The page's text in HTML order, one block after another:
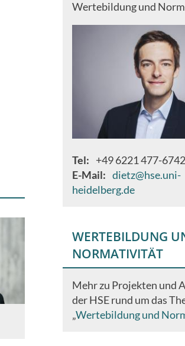
Wertebildung und
Tel
+49 6221 477-6742
E-Mail
dietz@hse.uni-
heidelberg.de
WERTEBILDUNG
NORMATIVITÄT
Mehr zu Projekten und
der HSE rund um das
„Wertebildung und